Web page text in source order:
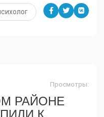
Просмотры:
РАЙОНЕ